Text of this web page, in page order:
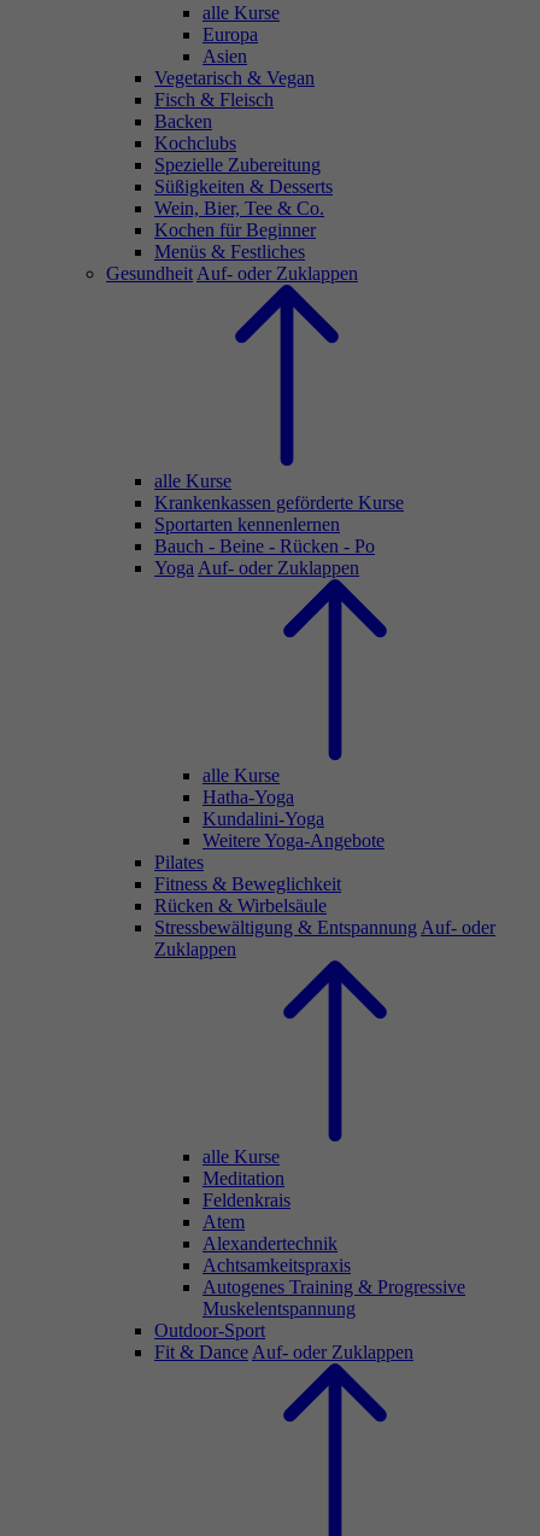
alle Kurse
Europa
Asien
Vegetarisch & Vegan
Fisch & Fleisch
Backen
Kochclubs
Spezielle Zubereitung
Süßigkeiten & Desserts
Wein, Bier, Tee & Co.
Kochen für Beginner
Menüs & Festliches
Gesundheit Auf- oder Zuklappen
alle Kurse
Krankenkassen geförderte Kurse
Sportarten kennenlernen
Bauch - Beine - Rücken - Po
Yoga Auf- oder Zuklappen
alle Kurse
Hatha-Yoga
Kundalini-Yoga
Weitere Yoga-Angebote
Pilates
Fitness & Beweglichkeit
Rücken & Wirbelsäule
Stressbewältigung & Entspannung Auf- oder
Zuklappen
alle Kurse
Meditation
Feldenkrais
Atem
Alexandertechnik
Achtsamkeitspraxis
Autogenes Training & Progressive
Muskelentspannung
Outdoor-Sport
Fit & Dance Auf- oder Zuklappen